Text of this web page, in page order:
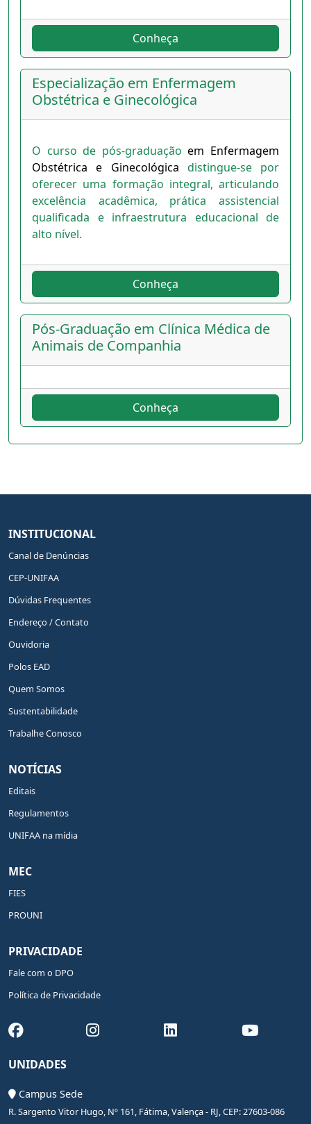
Conheça
Especialização em Enfermagem
Obstétrica e Ginecológica
O curso de pós-graduação em Enfermagem
Obstétrica e Ginecológica distingue-se por
oferecer uma formação integral, articulando
excelência acadêmica, prática assistencial
qualificada e infraestrutura educacional de
alto nível.
Conheça
Pós-Graduação em Clínica Médica de
Animais de Companhia
Conheça
INSTITUCIONAL
Canal de Denúncias
CEP-UNIFAA
Dúvidas Frequentes
Endereço / Contato
Ouvidoria
Polos EAD
Quem Somos
Sustentabilidade
Trabalhe Conosco
NOTÍCIAS
Editais
Regulamentos
UNIFAA na mídia
MEC
FIES
PROUNI
PRIVACIDADE
Fale com o DPO
Política de Privacidade
UNIDADES
Campus Sede
R. Sargento Vitor Hugo, Nº 161, Fátima, Valença - RJ, CEP: 27603-086